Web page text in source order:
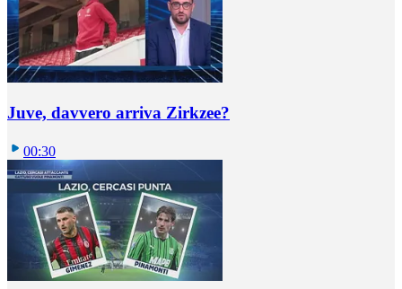
Juve, davvero arriva Zirkzee?
00:30